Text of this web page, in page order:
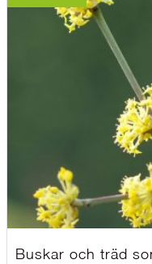
Buskar och träd